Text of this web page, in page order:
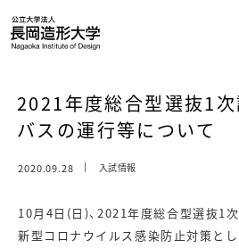
2021年度総合型選抜1
バスの運行等について
2020.09.28 入試情報
10月4日(日)、2021年度総合型選抜1次
新型コロナウイルス感染防止対策と